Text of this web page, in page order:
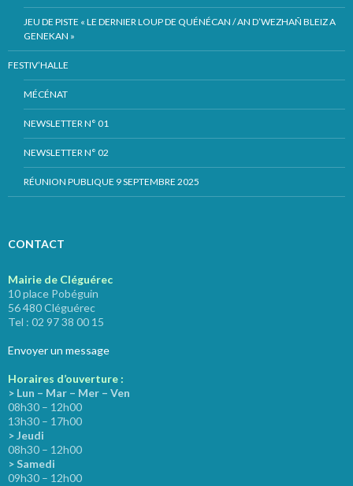
JEU DE PISTE « LE DERNIER LOUP DE QUÉNÉCAN / AN D’WEZHAÑ BLEIZ A
GENEKAN »
FESTIV’HALLE
MÉCÉNAT
NEWSLETTER N° 01
NEWSLETTER N° 02
RÉUNION PUBLIQUE 9 SEPTEMBRE 2025
CONTACT
Mairie de Cléguérec
10 place Pobéguin
56 480 Cléguérec
Tel : 02 97 38 00 15
Envoyer un message
Horaires d’ouverture :
> Lun – Mar – Mer – Ven
08h30 – 12h00
13h30 – 17h00
> Jeudi
08h30 – 12h00
> Samedi
09h30 – 12h00